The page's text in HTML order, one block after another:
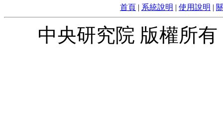
首頁 | 系統說明 | 使用說明 |
中央研究院 版權所有